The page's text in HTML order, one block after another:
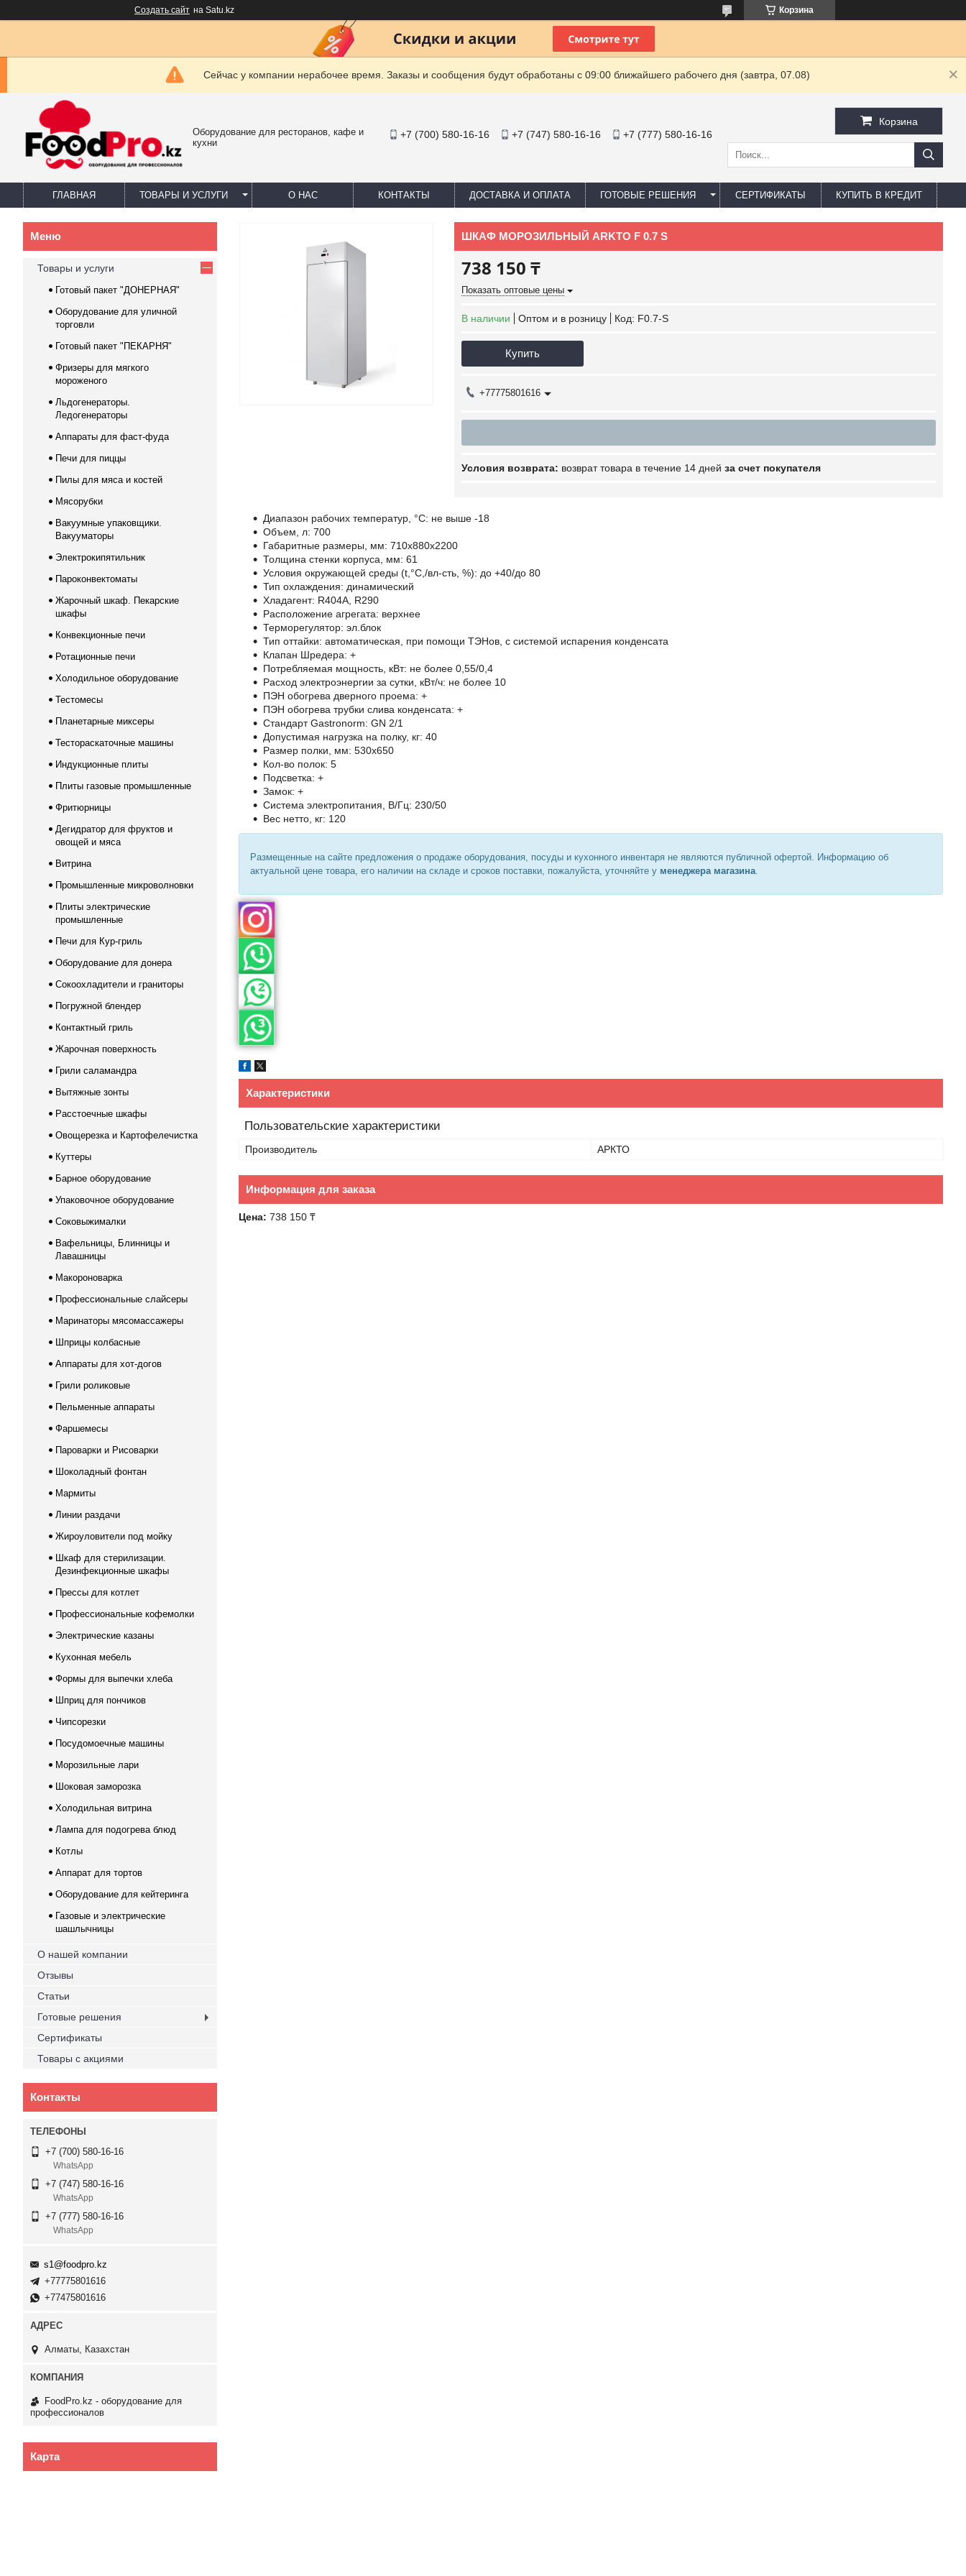
Создать сайт на Satu.kz Корзина
Сейчас у компании нерабочее время. Заказы и сообщения будут обработаны с 09:00 ближайшего рабочего дня (завтра, 07.08)
Оборудование для ресторанов, кафе и
кухни
+7 (700) 580-16-16 +7 (747) 580-16-16 +7 (777) 580-16-16
Корзина
ГЛАВНАЯ ТОВАРЫ И УСЛУГИ О НАС КОНТАКТЫ ДОСТАВКА И ОПЛАТА ГОТОВЫЕ РЕШЕНИЯ СЕРТИФИКАТЫ КУПИТЬ В КРЕДИТ
ШКАФ МОРОЗИЛЬНЫЙ ARKTO F 0.7 S
738 150 ₸
Показать оптовые цены
В наличии Оптом и в розницу Код: F0.7-S
Купить
+77775801616
возврат товара в течение 14 дней за счет покупателя
Диапазон рабочих температур, °C: не выше -18
Объем, л: 700
Габаритные размеры, мм: 710х880х2200
Толщина стенки корпуса, мм: 61
Условия окружающей среды (t,°C,/вл-сть, %): до +40/до 80
Тип охлаждения: динамический
Хладагент: R404A, R290
Расположение агрегата: верхнее
Терморегулятор: эл.блок
Тип оттайки: автоматическая, при помощи ТЭНов, с системой испарения конденсата
Клапан Шредера: +
Потребляемая мощность, кВт: не более 0,55/0,4
Расход электроэнергии за сутки, кВт/ч: не более 10
ПЭН обогрева дверного проема: +
ПЭН обогрева трубки слива конденсата: +
Стандарт Gastronorm: GN 2/1
Допустимая нагрузка на полку, кг: 40
Размер полки, мм: 530x650
Кол-во полок: 5
Подсветка: +
Замок: +
Система электропитания, В/Гц: 230/50
Вес нетто, кг: 120
Размещенные на сайте предложения о продаже оборудования, посуды и кухонного инвентаря не являются публичной офертой. Информацию об
актуальной цене товара, его наличии на складе и сроков поставки, пожалуйста, уточняйте у менеджера магазина.
Характеристики
Пользовательские характеристики
Производитель АРКТО
Информация для заказа
Цена: 738 150 ₸
Товары и услуги
Готовый пакет "ДОНЕРНАЯ"
Оборудование для уличной
торговли
Готовый пакет "ПЕКАРНЯ"
Фризеры для мягкого
мороженого
Льдогенераторы.
Ледогенераторы
Аппараты для фаст-фуда
Печи для пиццы
Пилы для мяса и костей
Мясорубки
Вакуумные упаковщики.
Вакууматоры
Электрокипятильник
Пароконвектоматы
Жарочный шкаф. Пекарские
шкафы
Конвекционные печи
Ротационные печи
Холодильное оборудование
Тестомесы
Планетарные миксеры
Тестораскаточные машины
Индукционные плиты
Плиты газовые промышленные
Фритюрницы
Дегидратор для фруктов и
овощей и мяса
Витрина
Промышленные микроволновки
Плиты электрические
промышленные
Печи для Кур-гриль
Оборудование для донера
Сокоохладители и граниторы
Погружной блендер
Контактный гриль
Жарочная поверхность
Грили саламандра
Вытяжные зонты
Расстоечные шкафы
Овощерезка и Картофелечистка
Куттеры
Барное оборудование
Упаковочное оборудование
Соковыжималки
Вафельницы, Блинницы и
Лавашницы
Макороноварка
Профессиональные слайсеры
Маринаторы мясомассажеры
Шприцы колбасные
Аппараты для хот-догов
Грили роликовые
Пельменные аппараты
Фаршемесы
Пароварки и Рисоварки
Шоколадный фонтан
Мармиты
Линии раздачи
Жироуловители под мойку
Шкаф для стерилизации.
Дезинфекционные шкафы
Прессы для котлет
Профессиональные кофемолки
Электрические казаны
Кухонная мебель
Формы для выпечки хлеба
Шприц для пончиков
Чипсорезки
Посудомоечные машины
Морозильные лари
Шоковая заморозка
Холодильная витрина
Лампа для подогрева блюд
Котлы
Аппарат для тортов
Оборудование для кейтеринга
Газовые и электрические
шашлычницы
О нашей компании
Отзывы
Статьи
Готовые решения
Сертификаты
Товары с акциями
Контакты
+7 (700) 580-16-16
WhatsApp
+7 (747) 580-16-16
WhatsApp
+7 (777) 580-16-16
WhatsApp
s1@foodpro.kz
+77775801616
+77475801616
Алматы, Казахстан
FoodPro.kz - оборудование для
профессионалов
Карта